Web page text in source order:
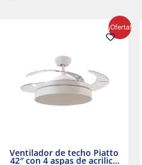
¡Oferta!
Ventilador de techo Piatto
42″ con 4 aspas de acrilico
$2,986.97.
precio
actual